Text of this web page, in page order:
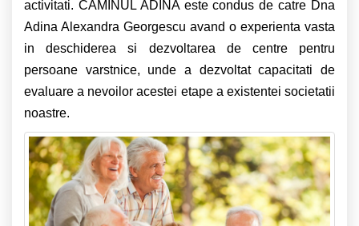
activitati. CAMINUL ADINA este condus de catre Dna
Adina Alexandra Georgescu avand o experienta vasta
in deschiderea si dezvoltarea de centre pentru
persoane varstnice, unde a dezvoltat capacitati de
evaluare a nevoilor acestei etape a existentei societatii
noastre.